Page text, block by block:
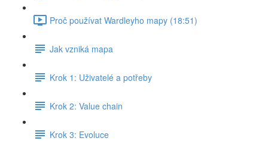
Proč používat Wardleyho mapy (18:51)
Jak vzniká mapa
Krok 1: Uživatelé a potřeby
Krok 2: Value chain
Krok 3: Evoluce